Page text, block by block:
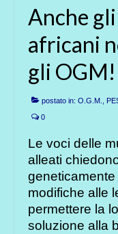
Anche
africani
gli
postato in: O.G.M.
0
Le voci delle
alleati
modifiche alle
permettere la
soluzione alla